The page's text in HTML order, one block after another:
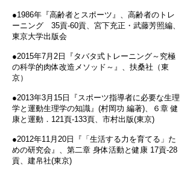
●1986年『高齢者とスポーツ』、高齢者のトレ
ーニング 35貢‐60貢、宮下充正・武藤芳照編、
東京大学出版会
●2015年7月2日『タバタ式トレーニング～究極
の科学的肉体改造メソッド～』、扶桑社（東
京）
●2013年3月15日『スポーツ指導者に必要な生理
学と運動生理学の知識』(村岡功 編著)、６章 健
康と運動．121頁-133頁、市村出版(東京)
●2012年11月20日『「生活する力を育てる」た
めの研究会』、第二章 身体活動と健康 17貢‐28
貢、建帛社(東京)